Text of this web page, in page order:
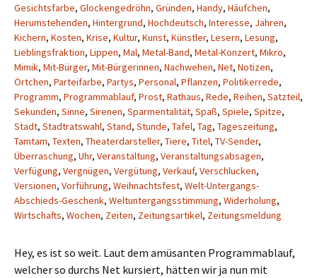
Gesichtsfarbe, Glockengedröhn, Gründen, Handy, Häufchen,
Herumstehenden, Hintergrund, Hochdeutsch, Interesse, Jahren,
Kichern, Kosten, Krise, Kultur, Kunst, Künstler, Lesern, Lesung,
Lieblingsfraktion, Lippen, Mal, Metal-Band, Metal-Konzert, Mikro,
Mimik, Mit-Bürger, Mit-Bürgerinnen, Nachwehen, Net, Notizen,
Örtchen, Parteifarbe, Partys, Personal, Pflanzen, Politikerrede,
Programm, Programmablauf, Prost, Rathaus, Rede, Reihen, Satzteil,
Sekunden, Sinne, Sirenen, Sparmentalität, Spaß, Spiele, Spitze,
Stadt, Stadtratswahl, Stand, Stunde, Tafel, Tag, Tageszeitung,
Tamtam, Texten, Theaterdarsteller, Tiere, Titel, TV-Sender,
Überraschung, Uhr, Veranstaltung, Veranstaltungsabsagen,
Verfügung, Vergnügen, Vergütung, Verkauf, Verschlucken,
Versionen, Vorführung, Weihnachtsfest, Welt-Untergangs-
Abschieds-Geschenk, Weltuntergangsstimmung, Widerholung,
Wirtschafts, Wochen, Zeiten, Zeitungsartikel, Zeitungsmeldung
Hey, es ist so weit. Laut dem amüsanten Programmablauf,
welcher so durchs Net kursiert, hätten wir ja nun mit